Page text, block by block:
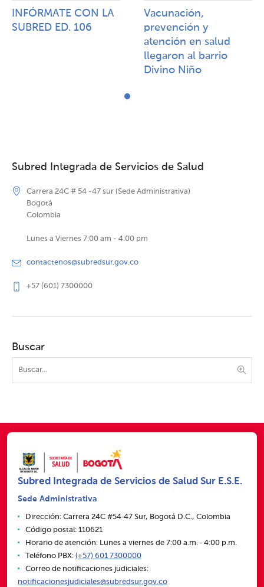
INFÓRMATE CON LA
SUBRED ED. 106
Vacunación,
prevención y
atención en salud
llegaron al barrio
Divino Niño
Subred Integrada de Servicios de Salud
Carrera 24C # 54 -47 sur (Sede Administrativa)
Bogotá
Colombia
Lunes a Viernes 7:00 am - 4:00 pm
contactenos@subredsur.gov.co
+57 (601) 7300000
Buscar
Subred Integrada de Servicios de Salud Sur E.S.E.
Sede Administrativa
Dirección: Carrera 24C #54‑47 Sur, Bogotá D.C., Colombia
Código postal: 110621
Horario de atención: Lunes a viernes de 7:00 a.m. ‑ 4:00 p.m.
Teléfono PBX: (+57) 601 7300000
Correo de notificaciones judiciales:
notificacionesjudiciales@subredsur.gov.co